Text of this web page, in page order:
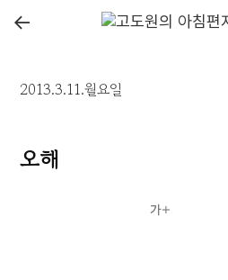
←
2013.3.11.월요일
오해